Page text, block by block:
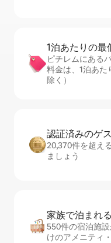
1泊あたりの最⁠
ピチレムにある
料金は、1泊あた
除く）
認証済みのゲ⁠
20,370件を超え
ましょう
家族で泊まれ
550件の宿泊施
けのアメニティ